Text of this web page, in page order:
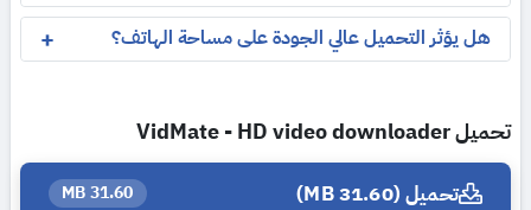
هل يؤثر التحميل عالي الجودة على مساحة الهاتف؟
تحميل VidMate - HD video downloader
تحميل (31.60 MB) 31.60 MB